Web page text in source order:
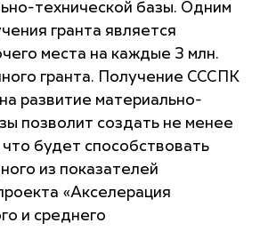
технической базы. Одним
гранта является
места на каждые 3 млн.
гранта. Получение СССПК
развитие материально-
позволит создать не менее
будет способствовать
из показателей
«Акселерация
и среднего